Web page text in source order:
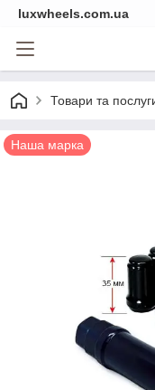
luxwheels.com.ua
Товари та
Наша марка